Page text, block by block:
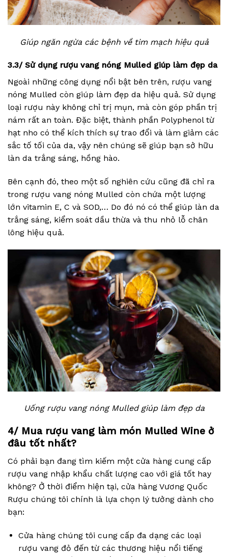
Giúp ngăn ngừa các bệnh về tim mạch hiệu quả
3.3/ Sử dụng rượu vang nóng Mulled giúp làm đẹp da
Ngoài những công dụng nổi bật bên trên, rượu vang
nóng Mulled còn giúp làm đẹp da hiệu quả. Sử dụng
loại rượu này không chỉ trị mụn, mà còn góp phần trị
nám rất an toàn. Đặc biệt, thành phần Polyphenol từ
hạt nho có thể kích thích sự trao đổi và làm giảm các
sắc tố tối của da, vậy nên chúng sẽ giúp bạn sở hữu
làn da trắng sáng, hồng hào.
Bên cạnh đó, theo một số nghiên cứu cũng đã chỉ ra
trong rượu vang nóng Mulled còn chứa một lượng
lớn vitamin E, C và SOD,… Do đó nó có thể giúp làn da
trắng sáng, kiểm soát dầu thừa và thu nhỏ lỗ chân
lông hiệu quả.
Uống rượu vang nóng Mulled giúp làm đẹp da
4/ Mua rượu vang làm món Mulled Wine ở
đâu tốt nhất?
Có phải bạn đang tìm kiếm một cửa hàng cung cấp
rượu vang nhập khẩu chất lượng cao với giá tốt hay
không? Ở thời điểm hiện tại, cửa hàng Vương Quốc
Rượu chúng tôi chính là lựa chọn lý tưởng dành cho
bạn:
Cửa hàng chúng tôi cung cấp đa dạng các loại
rượu vang đỏ đến từ các thương hiệu nổi tiếng